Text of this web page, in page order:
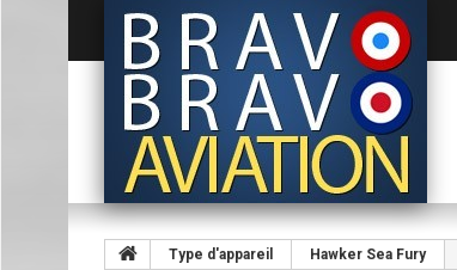
Type d'appareil Hawker Sea Fury